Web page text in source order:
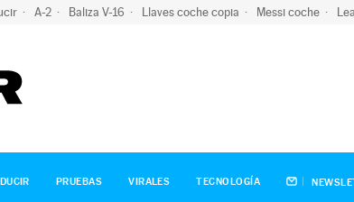
A-2 Baliza V-16 Llaves coche copia Messi coche
PRUEBAS VIRALES TECNOLOGÍA